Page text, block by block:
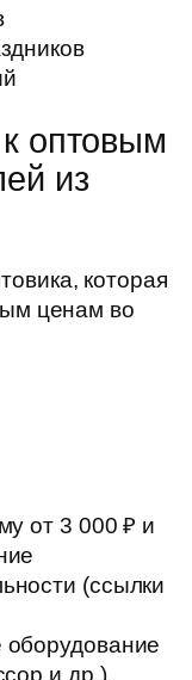
оптовым
из
которая
ценам во
от 3 000 ₽ и
(ссылки
и др.).